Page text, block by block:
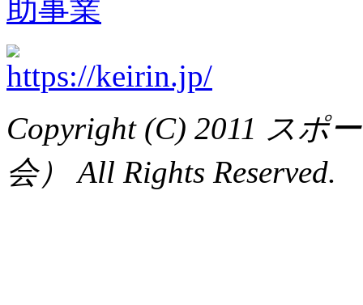
Copyright (C) 2011 スポ
会） All Rights Reserved.